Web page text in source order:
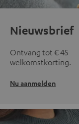
Nieuwsbrief
Ontvang tot € 45
welkomstkorting.
Nu aanmelden